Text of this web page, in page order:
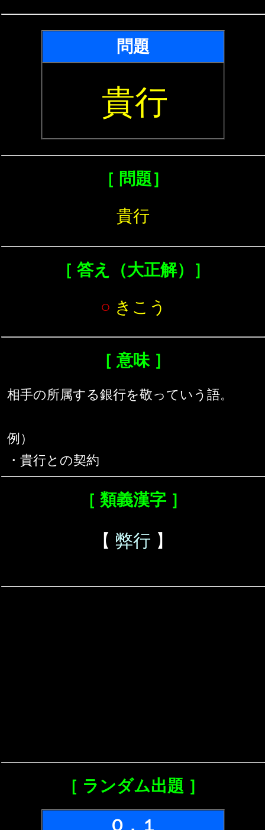
問題
貴行
［ 問題］
貴行
［ 答え（大正解）］
○ きこう
［ 意味 ］
相手の所属する銀行を敬っていう語。
例）
・貴行との契約
［ 類義漢字 ］
【 弊行 】
［ ランダム出題 ］
Ｑ．１